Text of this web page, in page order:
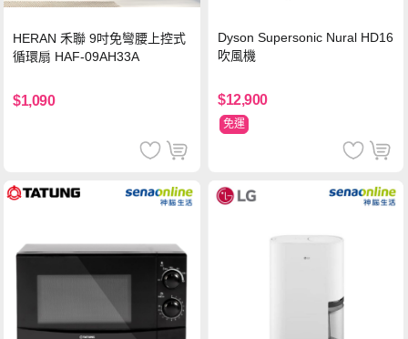
HERAN 禾聯 9吋免彎腰上控式
循環扇 HAF-09AH33A
$1,090
Dyson Supersonic Nural HD16
吹風機
$12,900
免運